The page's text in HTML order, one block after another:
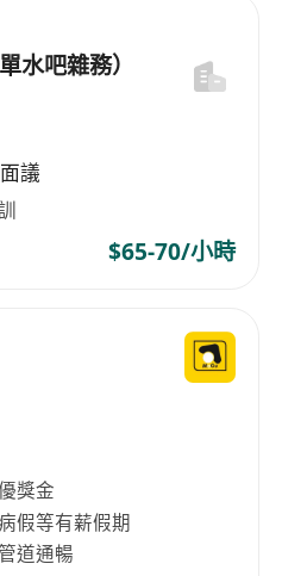
需具責任感、細心耐心，
程，並持續提升服務質素
能以普通話應對內地旅客
人態度及良好服務意識
桶等）之日常工作；能適
GEP）工作簽證；能配合
公時間，週一至週五上班
27,000元，按個人表現及
力之起薪與調薪空間
實際出勤日數發放，減輕
通勤負擔
水吧雜務）
議
$65-70/小時
獎金
假等有薪假期
道通暢